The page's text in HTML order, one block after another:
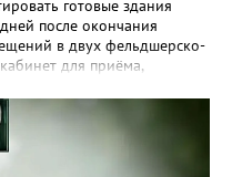
готовые здания
после окончания
в двух фельдшерско-
для приёма,
препаратов и
новый ФАП
Ленина, в Кувашах –